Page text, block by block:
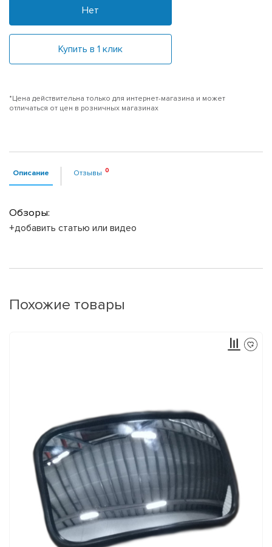
Нет
Купить в 1 клик
*Цена действительна только для интернет-магазина и может
отличаться от цен в розничных магазинах
Описание Отзывы
Обзоры:
+добавить статью или видео
Похожие товары